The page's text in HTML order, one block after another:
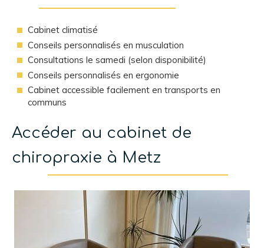
Cabinet climatisé
Conseils personnalisés en musculation
Consultations le samedi (selon disponibilité)
Conseils personnalisés en ergonomie
Cabinet accessible facilement en transports en
communs
Accéder au cabinet de
chiropraxie à Metz